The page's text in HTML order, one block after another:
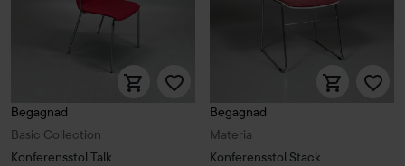
Basic Collection
Begagnad
Konferensstol Talk
Materia
Begagnad
Konferensstol Stack